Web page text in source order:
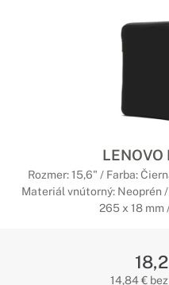
LENOVO
Rozmer: 15,6" / Farba:
Materiál vnútorný: Neoprén
265 x 18 mm
14,84 €